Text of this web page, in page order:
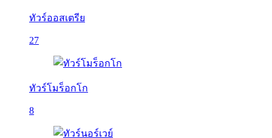
ทัวร์ออสเตรีย
27
ทัวร์โมร็อกโก
8